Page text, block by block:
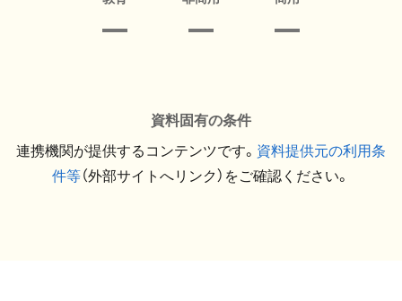
資料固有の条件
連携機関が提供するコンテンツです。 資料提供元の利用条
件等（外部サイトへリンク）をご確認ください。